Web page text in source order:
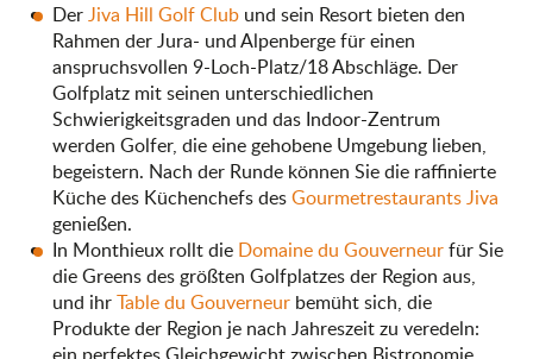
DerJiva Hill Golf Club und sein Resort bieten den
Rahmen der Jura- und Alpenberge für einen
anspruchsvollen 9-Loch-Platz/18 Abschläge. Der
Golfplatz mit seinen unterschiedlichen
Schwierigkeitsgraden und das Indoor-Zentrum
werden Golfer, die eine gehobene Umgebung lieben,
begeistern. Nach der Runde können Sie die raffinierte
Küche des Küchenchefs desGourmetrestaurants Jiva
genießen.
In Monthieux rollt die Domaine du Gouverneurfür Sie
die Greens des größten Golfplatzes der Region aus,
und ihrTable du Gouverneur bemüht sich, die
Produkte der Region je nach Jahreszeit zu veredeln: